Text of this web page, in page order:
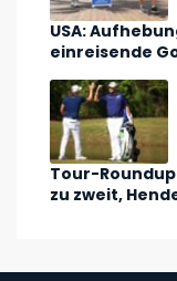
USA:
einreisende
Tour-
zu zweit,